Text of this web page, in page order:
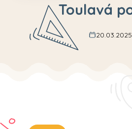
Toulavá
20.03.2025